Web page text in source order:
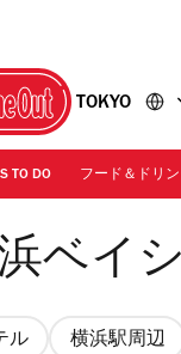
TOKYO
TO DO フード＆ドリン
ベイ
ル 横浜駅周辺